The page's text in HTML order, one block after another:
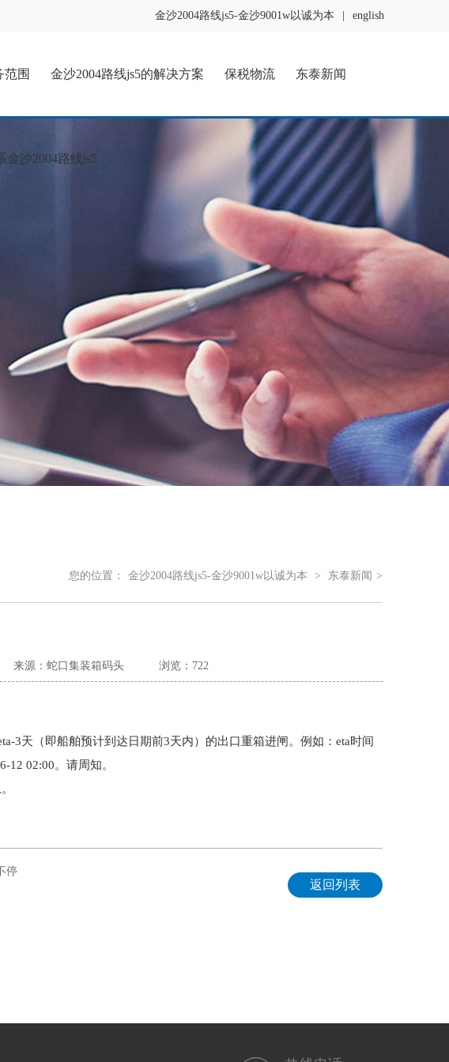
金沙2004路线js5-金沙9001w以诚为本 english
范围 金沙2004路线js5的解决方案 保税物流 东泰新闻
金沙2004路线js5
您的位置： 金沙2004路线js5-金沙9001w以诚为本 > 东泰新闻 >
来源：蛇口集装箱码头 浏览：722
3天（即船舶预计到达日期前3天内）的出口重箱进闸。例如：eta时间
12 02:00。请周知。
停
返回列表